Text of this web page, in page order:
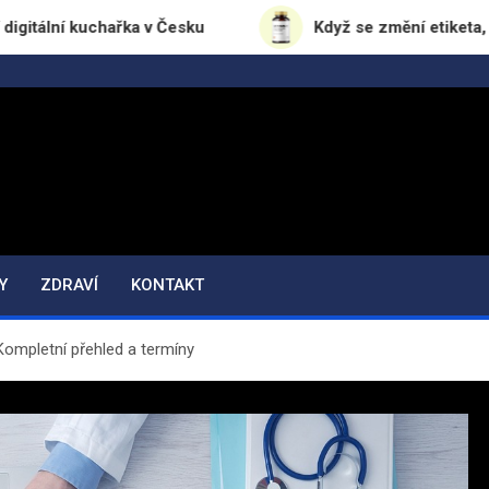
v Česku Když se změní etiketa, změní se
ZDRAVÍ KONTAKT
přehled a termíny